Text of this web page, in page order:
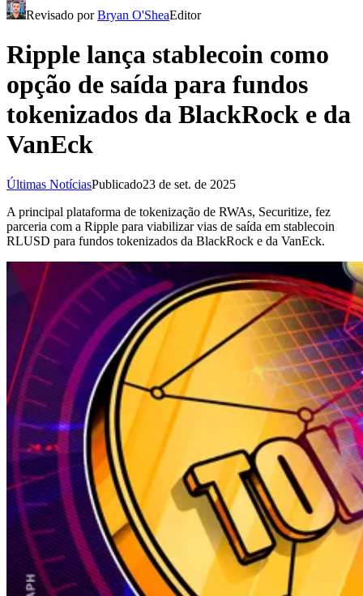
Revisado porBryan O'SheaEditor
Ripple lança stablecoin como
opção de saída para fundos
tokenizados da BlackRock e da
VanEck
Últimas NotíciasPublicado23 de set. de 2025
A principal plataforma de tokenização de RWAs, Securitize, fez
parceria com a Ripple para viabilizar vias de saída em stablecoin
RLUSD para fundos tokenizados da BlackRock e da VanEck.